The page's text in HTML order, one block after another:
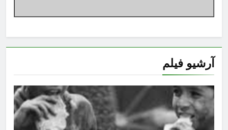
آرشیو فیلم